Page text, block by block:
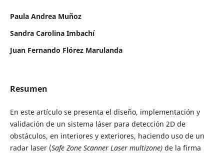
Paula Andrea Muñoz
Sandra Carolina Imbachí
Juan Fernando Flórez Marulanda
Resumen
En este artículo se presenta el diseño, implementación y
validación de un sistema láser para detección 2D de
obstáculos, en interiores y exteriores, haciendo uso de un
radar laser (Safe Zone Scanner Laser multizone) de la firma